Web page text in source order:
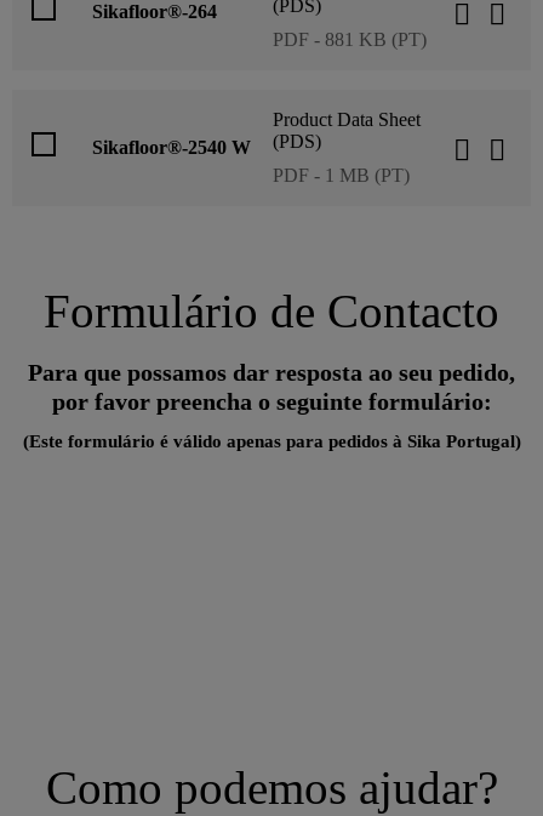
Sikafloor®-264
(PDS)
PDF - 881 KB (PT)
Sikafloor®-2540 W
Product Data Sheet
(PDS)
PDF - 1 MB (PT)
Formulário de Contacto
Para que possamos dar resposta ao seu pedido,
por favor preencha o seguinte formulário:
(Este formulário é válido apenas para pedidos à Sika Portugal)
Como podemos ajudar?